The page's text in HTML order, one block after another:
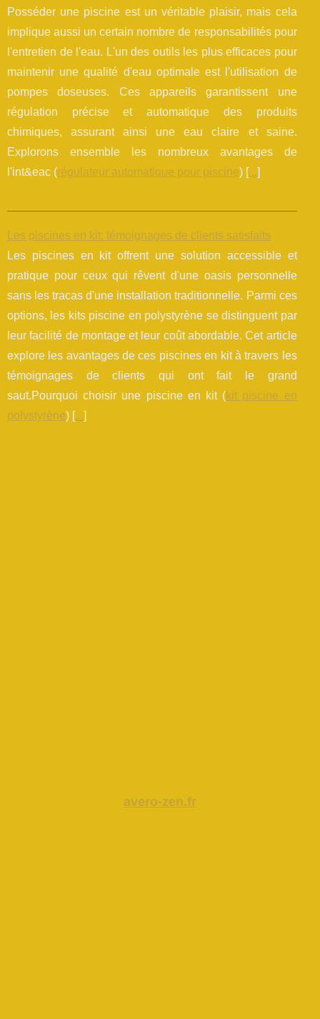
Posséder une piscine est un véritable plaisir, mais cela
implique aussi un certain nombre de responsabilités pour
l'entretien de l'eau. L'un des outils les plus efficaces pour
maintenir une qualité d'eau optimale est l'utilisation de
pompes doseuses. Ces appareils garantissent une
régulation précise et automatique des produits
chimiques, assurant ainsi une eau claire et saine.
Explorons ensemble les nombreux avantages de
l'int&eac (régulateur automatique pour piscine) [...]
Les piscines en kit: témoignages de clients satisfaits
Les piscines en kit offrent une solution accessible et
pratique pour ceux qui rêvent d'une oasis personnelle
sans les tracas d'une installation traditionnelle. Parmi ces
options, les kits piscine en polystyrène se distinguent par
leur facilité de montage et leur coût abordable. Cet article
explore les avantages de ces piscines en kit à travers les
témoignages de clients qui ont fait le grand
saut.Pourquoi choisir une piscine en kit (kit piscine en
polystyrène) [...]
avero-zen.fr